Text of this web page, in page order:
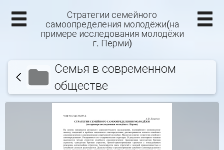
Стратегии семейного
самоопределения молодёжи(на
примере исследования молодёжи
г. Перми)
Семья в современном
обществе